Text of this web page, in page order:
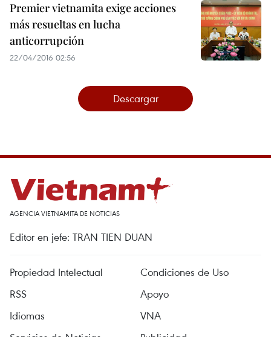
Premier vietnamita exige acciones
más resueltas en lucha
anticorrupción
22/04/2016 02:56
Descargar
AGENCIA VIETNAMITA DE NOTICIAS
Editor en jefe: TRAN TIEN DUAN
Propiedad Intelectual
Condiciones de Uso
RSS
Apoyo
Idiomas
VNA